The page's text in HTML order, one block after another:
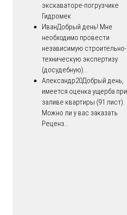
экскаваторе-погрузчике
Гидромек
ИванДобрый день! Мне
необходимо провести
независимую строительно-
техническую экспертизу
(досудебную)...
Александр20Добрый день,
имеется оценка ущерба при
заливе квартиры (91 лист).
Можно ли у вас заказать
Реценз...